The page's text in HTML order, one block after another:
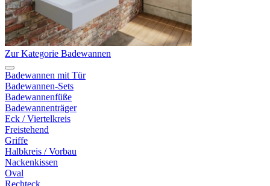
Zur Kategorie Badewannen
Badewannen mit Tür
Badewannen-Sets
Badewannenfüße
Badewannenträger
Eck / Viertelkreis
Freistehend
Griffe
Halbkreis / Vorbau
Nackenkissen
Oval